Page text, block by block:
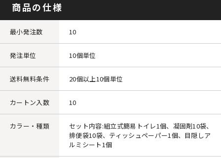
商品の仕様
最小発注数 10
発注単位 10個単位
送料無料条件 20個以上10個単位
カートン入数 10
カラー・種類
セット内容:組立式簡易トイレ1個、凝固剤10袋、
排便袋10袋、ティッシュペーパー1個、目隠しア
ルミシート1個